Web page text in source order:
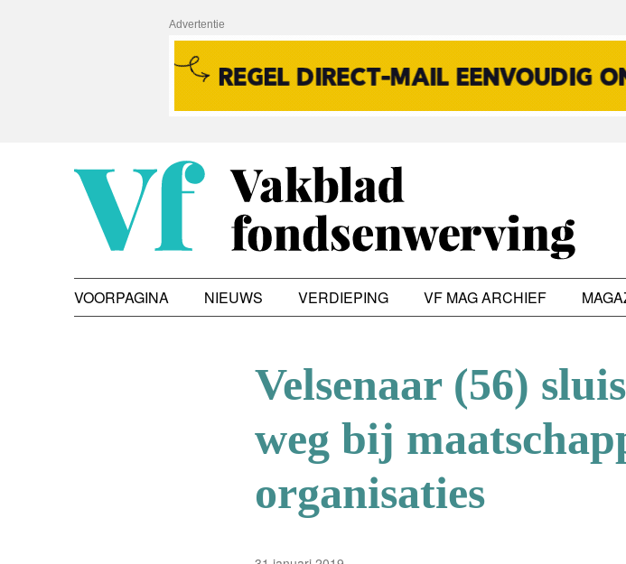
Advertentie
VOORPAGINA NIEUWS VERDIEPING VF MAG ARCHIEF
Velsenaar (56)
weg bij
organisaties